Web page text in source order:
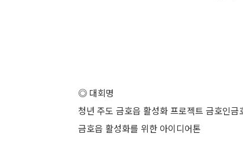
◎ 대회명
청년 주도 금호읍 활성화 프로젝트 금호인금
금호읍 활성화를 위한 아이디어톤